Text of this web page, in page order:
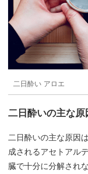
二日酔い アロエ
二日酔いの主な原
二日酔いの主な原因
成されるアセトアル
臓で十分に分解され